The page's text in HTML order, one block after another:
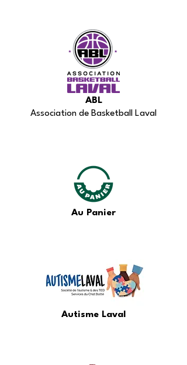
ABL
Association de Basketball Laval
Au Panier
Autisme Laval